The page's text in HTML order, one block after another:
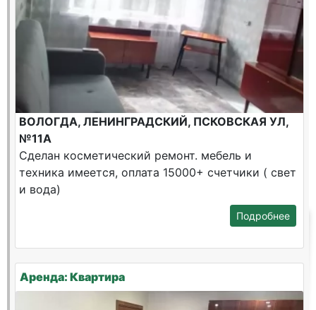
ВОЛОГДА, ЛЕНИНГРАДСКИЙ, ПСКОВСКАЯ УЛ,
№11А
Сделан косметический ремонт. мебель и
техника имеется, оплата 15000+ счетчики ( свет
и вода)
Подробнее
Аренда: Квартира